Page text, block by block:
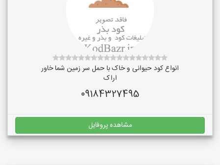
انواع کود حیوانی و خاک با حمل سر زمین شما خاور
اراک
09184327495
مشاهده پروفایل